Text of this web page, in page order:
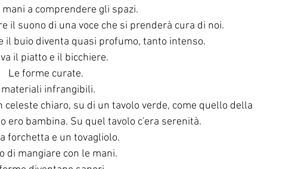
a comprendere gli spazi.
il suono di una voce che si prenderà cura di noi.
il buio diventa quasi profumo, tanto intenso.
il piatto e il bicchiere.
Le forme curate.
materiali infrangibili.
celeste chiaro, su di un tavolo verde, come quello della
ero bambina. Su quel tavolo c'era serenità.
forchetta e un tovagliolo.
di mangiare con le mani.